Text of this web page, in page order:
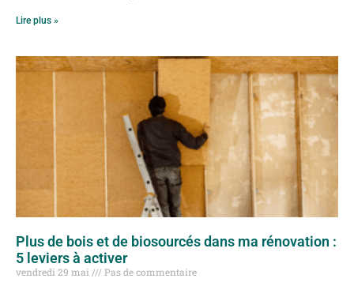
Lire plus »
Plus de bois et de biosourcés dans ma rénovation :
5 leviers à activer
vendredi 29 mai
Pas de commentaire